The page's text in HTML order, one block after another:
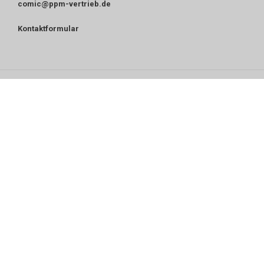
comic@ppm-vertrieb.de
Kontaktformular